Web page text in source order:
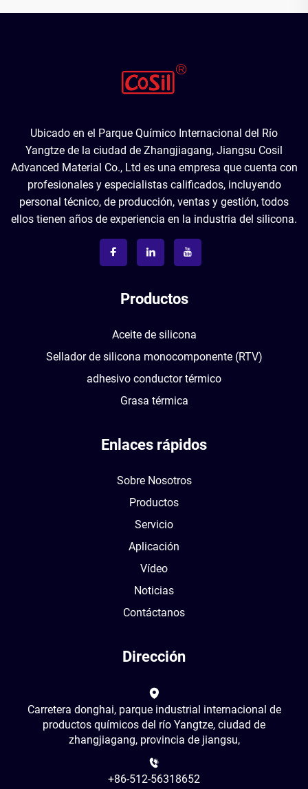
Ubicado en el Parque Químico Internacional del Río
Yangtze de la ciudad de Zhangjiagang, Jiangsu Cosil
Advanced Material Co., Ltd es una empresa que cuenta con
profesionales y especialistas calificados, incluyendo
personal técnico, de producción, ventas y gestión, todos
ellos tienen años de experiencia en la industria del silicona.
Productos
Aceite de silicona
Sellador de silicona monocomponente (RTV)
adhesivo conductor térmico
Grasa térmica
Enlaces rápidos
Sobre Nosotros
Productos
Servicio
Aplicación
Vídeo
Noticias
Contáctanos
Dirección
Carretera donghai, parque industrial internacional de
productos químicos del río Yangtze, ciudad de
zhangjiagang, provincia de jiangsu,
+86-512-56318652